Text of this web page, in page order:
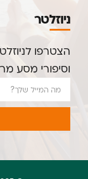
ניוזלטר
הצטרפו
וסיפורי מסע